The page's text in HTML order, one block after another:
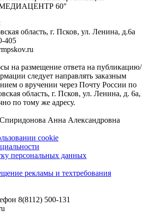
"МЕДИАЦЕНТР 60"
область, г. Псков, ул. Ленина, д.6а
405
на размещение ответа на публикацию/
следует направлять заказным
о вручении через Почту России по
область, г. Псков, ул. Ленина, д. 6а,
по тому же адресу.
Анна Александровна
cookie
персональных данных
рекламы и техтребования
8(8112) 500-131